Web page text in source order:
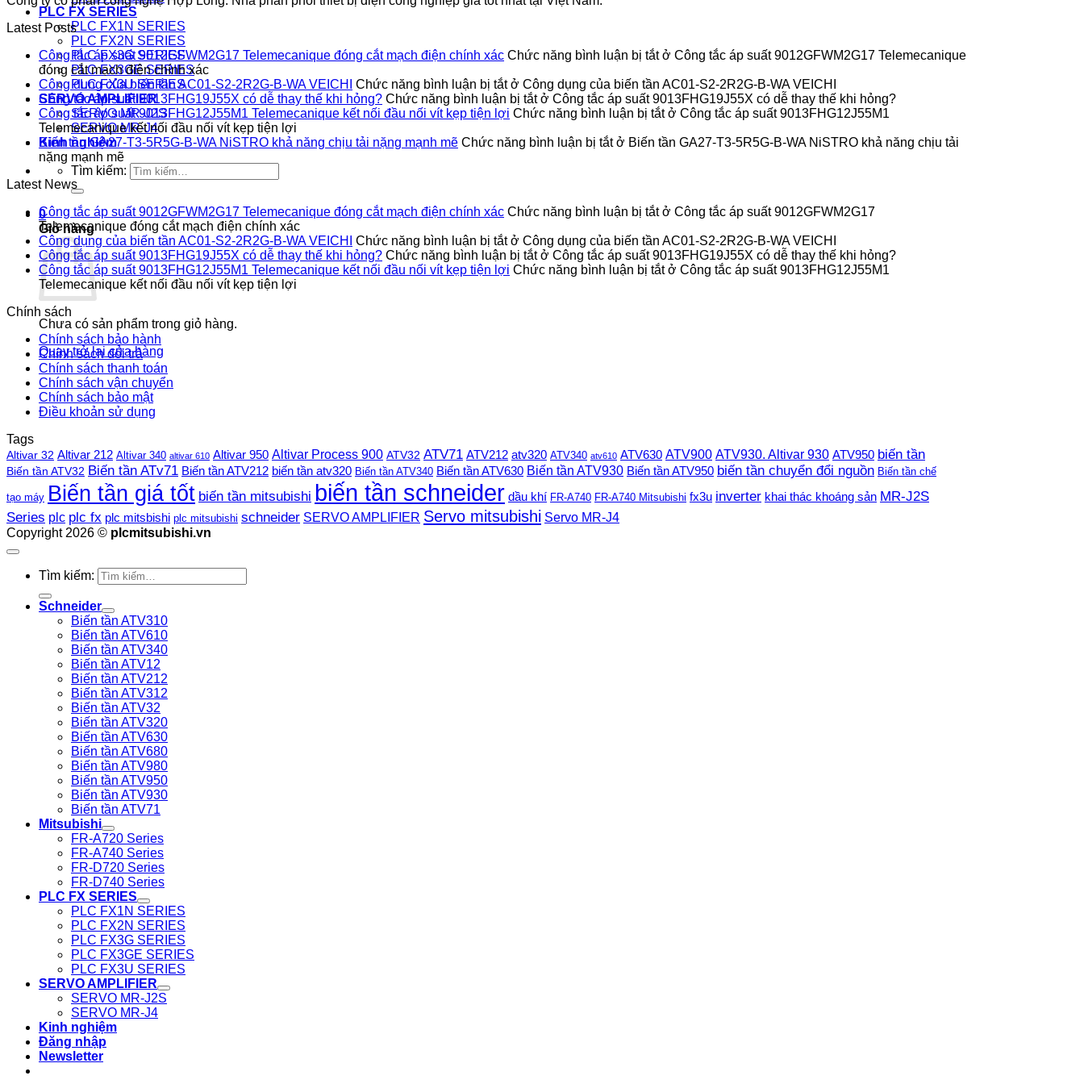
PLC FX SERIES
PLC FX1N SERIES
PLC FX2N SERIES
PLC FX3G SERIES
PLC FX3GE SERIES
PLC FX3U SERIES
SERVO AMPLIFIER
SERVO MR-J2S
SERVO MR-J4
Kinh nghiệm
Tìm kiếm:
0
Giỏ hàng
Chưa có sản phẩm trong giỏ hàng.
Quay trở lại cửa hàng
Latest Posts
Công tắc áp suất 9012GFWM2G17 Telemecanique đóng cắt mạch điện chính xác Chức năng bình luận bị tắtở Công tắc áp suất 9012GFWM2G17 Telemecanique
đóng cắt mạch điện chính xác
Công dụng của biến tần AC01-S2-2R2G-B-WA VEICHI
Chức năng bình luận bị tắtở Công dụng của biến tần AC01-S2-2R2G-B-WA VEICHI
Công tắc áp suất 9013FHG19J55X có dễ thay thế khi hỏng? Chức năng bình luận bị tắtở Công tắc áp suất 9013FHG19J55X có dễ thay thế khi hỏng?
Công tắc áp suất 9013FHG12J55M1 Telemecanique kết nối đầu nối vít kẹp tiện lợi Chức năng bình luận bị tắtở Công tắc áp suất 9013FHG12J55M1
Telemecanique kết nối đầu nối vít kẹp tiện lợi
Biến tần GA27-T3-5R5G-B-WA NiSTRO khả năng chịu tải nặng mạnh mẽ Chức năng bình luận bị tắtở Biến tần GA27-T3-5R5G-B-WA NiSTRO khả năng chịu tải
nặng mạnh mẽ
Latest News
Công tắc áp suất 9012GFWM2G17 Telemecanique đóng cắt mạch điện chính xác Chức năng bình luận bị tắtở Công tắc áp suất 9012GFWM2G17
Telemecanique đóng cắt mạch điện chính xác
Công dụng của biến tần AC01-S2-2R2G-B-WA VEICHI
Chức năng bình luận bị tắtở Công dụng của biến tần AC01-S2-2R2G-B-WA VEICHI
Công tắc áp suất 9013FHG19J55X có dễ thay thế khi hỏng? Chức năng bình luận bị tắtở Công tắc áp suất 9013FHG19J55X có dễ thay thế khi hỏng?
Công tắc áp suất 9013FHG12J55M1 Telemecanique kết nối đầu nối vít kẹp tiện lợi Chức năng bình luận bị tắtở Công tắc áp suất 9013FHG12J55M1
Telemecanique kết nối đầu nối vít kẹp tiện lợi
Chính sách
Chính sách bảo hành
Chính sách đổi trả
Chính sách thanh toán
Chính sách vận chuyển
Chính sách bảo mật
Điều khoản sử dụng
Tags
Altivar 32 Altivar 212 Altivar 340 altivar 610 Altivar 950 Altivar Process 900 ATV32 ATV71 ATV212 atv320 ATV340 atv610 ATV630 ATV900 ATV930. Altivar 930 ATV950 biến tần
Biến tần ATV32 Biến tần ATv71 Biến tần ATV212 biến tần atv320 Biến tần ATV340 Biến tần ATV630 Biến tần ATV930 Biến tần ATV950 biến tần chuyển đổi nguồn Biến tần chế
tạo máy Biến tần giá tốt biến tần mitsubishi biến tần schneider dầu khí FR-A740 FR-A740 Mitsubishi fx3u inverter khai thác khoáng sản MR-J2S
Series plc plc fx plc mitsbishi plc mitsubishi schneider SERVO AMPLIFIER Servo mitsubishi Servo MR-J4
Copyright 2026 © plcmitsubishi.vn
Tìm kiếm:
Schneider
Biến tần ATV310
Biến tần ATV610
Biến tần ATV340
Biến tần ATV12
Biến tần ATV212
Biến tần ATV312
Biến tần ATV32
Biến tần ATV320
Biến tần ATV630
Biến tần ATV680
Biến tần ATV980
Biến tần ATV950
Biến tần ATV930
Biến tần ATV71
Mitsubishi
FR-A720 Series
FR-A740 Series
FR-D720 Series
FR-D740 Series
PLC FX SERIES
PLC FX1N SERIES
PLC FX2N SERIES
PLC FX3G SERIES
PLC FX3GE SERIES
PLC FX3U SERIES
SERVO AMPLIFIER
SERVO MR-J2S
SERVO MR-J4
Kinh nghiệm
Đăng nhập
Newsletter